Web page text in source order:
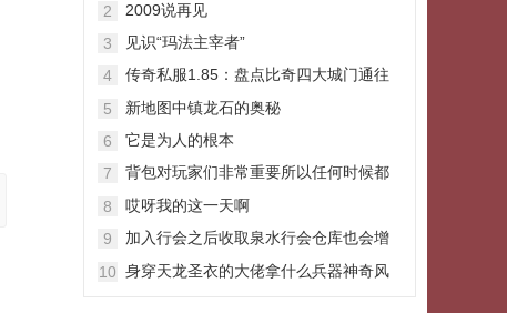
2
2009说再见
3
见识“玛法主宰者”
4
传奇私服1.85：盘点比奇四大城门通往
5
新地图中镇龙石的奥秘
6
它是为人的根本
7
背包对玩家们非常重要所以任何时候都
8
哎呀我的这一天啊
9
加入行会之后收取泉水行会仓库也会增
10 身穿天龙圣衣的大佬拿什么兵器神奇风